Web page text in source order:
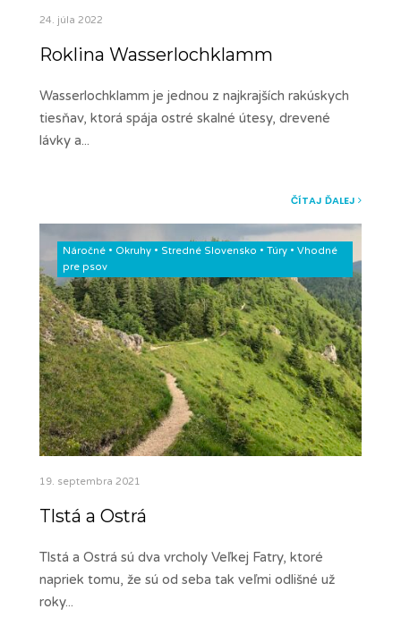
24. júla 2022
Roklina Wasserlochklamm
Wasserlochklamm je jednou z najkrajších rakúskych
tiesňav, ktorá spája ostré skalné útesy, drevené
lávky a...
ČÍTAJ ĎALEJ
Náročné • Okruhy • Stredné Slovensko • Túry • Vhodné
pre psov
19. septembra 2021
Tlstá a Ostrá
Tlstá a Ostrá sú dva vrcholy Veľkej Fatry, ktoré
napriek tomu, že sú od seba tak veľmi odlišné už
roky...